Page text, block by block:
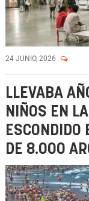
24 JUNIO, 2026
LLEVABA
NIÑOS EN
ESCONDIDO
DE 8.000